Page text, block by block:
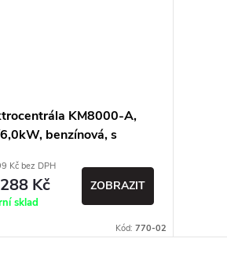
KM8000-A,
benzínová, s
Kč bez DPH
Kč
sklad
ZOBRAZIT
Kód: 770-02